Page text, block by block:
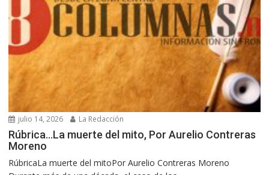
julio 14, 2026 La Redacción
Rúbrica…La muerte del mito, Por Aurelio Contreras
Moreno
RúbricaLa muerte del mitoPor Aurelio Contreras Moreno